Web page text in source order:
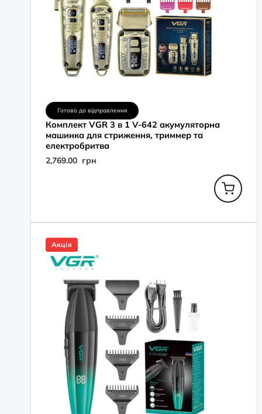
Готово до відправлення
Комплект VGR 3 в 1 V-642 акумуляторна
машинка для стриження, триммер та
електробритва
2,769.00 грн
Акція
ціна:
1,259.00
грн.
ціна:
899.00
грн.